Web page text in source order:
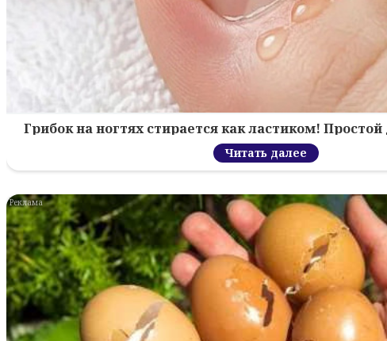
Грибок на ногтях стирается как ластиком!
Читать далее